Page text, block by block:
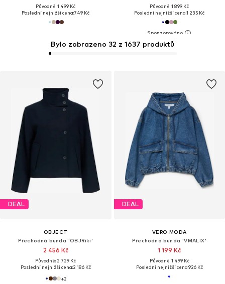
Původně: 1 499 Kč
Poslední nejnižší cena:749 Kč
Původně: 1 899 Kč
Poslední nejnižší cena:1 235 Kč
DEAL
OBJECT
Přechodná bunda 'OBJRiki'
2 456 Kč
Původně: 2 729 Kč
Poslední nejnižší cena:2 186 Kč
+2
Bylo zobrazeno 32 z 1637 produktů
DEAL
VERO MODA
Přechodná bunda 'VMALIX'
1 199 Kč
Původně: 1 499 Kč
Poslední nejnižší cena:926 Kč